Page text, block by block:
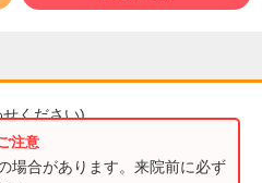
ください)
場合があります。来院前に必ず